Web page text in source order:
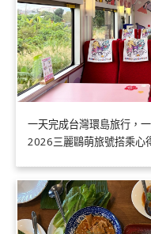
一天完成台灣環島旅行，
2026三麗鷗萌旅號搭乘心